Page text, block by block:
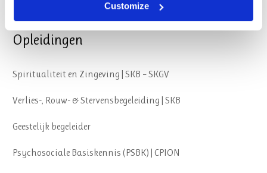
Customize
Opleidingen
Spiritualiteit en Zingeving | SKB – SKGV
Verlies-, Rouw- & Stervensbegeleiding | SKB
Geestelijk begeleider
Psychosociale Basiskennis (PSBK) | CPION